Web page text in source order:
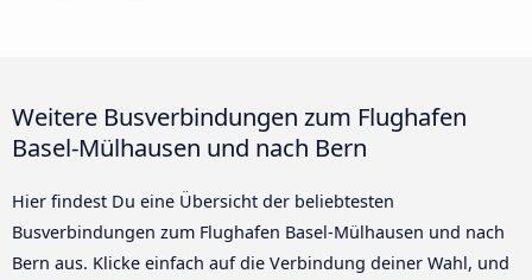
Weitere Busverbindungen zum Flughafen
Basel-Mülhausen und nach Bern
Hier findest Du eine Übersicht der beliebtesten
Busverbindungen zum Flughafen Basel-Mülhausen und nach
Bern aus. Klicke einfach auf die Verbindung deiner Wahl, und